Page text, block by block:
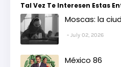
Tal Vez Te Interesen Estas
Moscas: la
July 02, 2026
México 86